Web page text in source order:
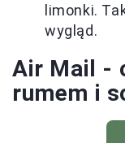
limonki.
wygląd.
Air Mail -
rumem i